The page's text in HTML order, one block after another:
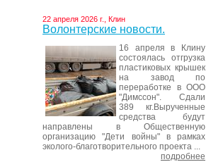
22 апреля 2026 г., Клин
Волонтерские новости.
16 апреля в Клину
состоялась отгрузка
пластиковых крышек
на завод по
переработке в ООО
"Димссон". Сдали
389 кг.Вырученные
средства будут
направлены в Общественную
организацию "Дети войны" в рамках
эколого-благотворительного проекта ...
подробнее